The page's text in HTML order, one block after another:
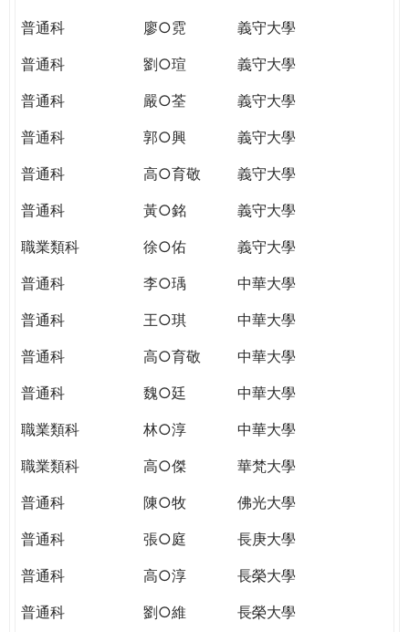
普通科
廖○霓
義守大學
普通科
劉○瑄
義守大學
普通科
嚴○荃
義守大學
普通科
郭○興
義守大學
普通科
高○育敬
義守大學
普通科
黃○銘
義守大學
職業類科
徐○佑
義守大學
普通科
李○瑀
中華大學
普通科
王○琪
中華大學
普通科
高○育敬
中華大學
普通科
魏○廷
中華大學
職業類科
林○淳
中華大學
職業類科
高○傑
華梵大學
普通科
陳○牧
佛光大學
普通科
張○庭
長庚大學
普通科
高○淳
長榮大學
普通科
劉○維
長榮大學